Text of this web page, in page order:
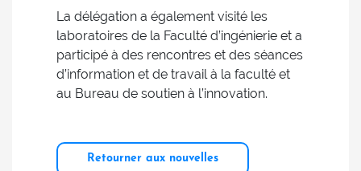
La délégation a également visité les
laboratoires de la Faculté d’ingénierie et a
participé à des rencontres et des séances
d’information et de travail à la faculté et
au Bureau de soutien à l’innovation.
Retourner aux nouvelles